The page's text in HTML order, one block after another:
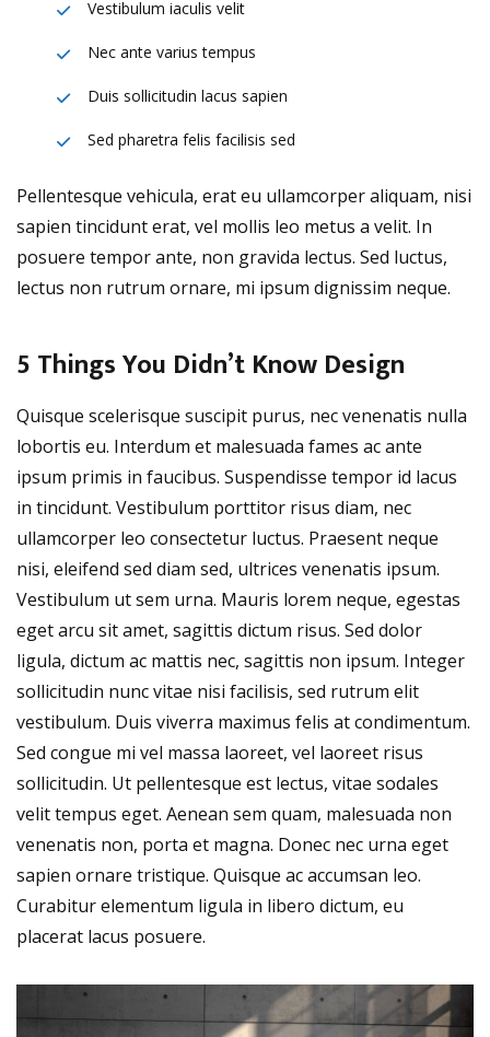
Vestibulum iaculis velit
Nec ante varius tempus
Duis sollicitudin lacus sapien
Sed pharetra felis facilisis sed
Pellentesque vehicula, erat eu ullamcorper aliquam, nisi
sapien tincidunt erat, vel mollis leo metus a velit. In
posuere tempor ante, non gravida lectus. Sed luctus,
lectus non rutrum ornare, mi ipsum dignissim neque.
5 Things You Didn’t Know Design
Quisque scelerisque suscipit purus, nec venenatis nulla
lobortis eu. Interdum et malesuada fames ac ante
ipsum primis in faucibus. Suspendisse tempor id lacus
in tincidunt. Vestibulum porttitor risus diam, nec
ullamcorper leo consectetur luctus. Praesent neque
nisi, eleifend sed diam sed, ultrices venenatis ipsum.
Vestibulum ut sem urna. Mauris lorem neque, egestas
eget arcu sit amet, sagittis dictum risus. Sed dolor
ligula, dictum ac mattis nec, sagittis non ipsum. Integer
sollicitudin nunc vitae nisi facilisis, sed rutrum elit
vestibulum. Duis viverra maximus felis at condimentum.
Sed congue mi vel massa laoreet, vel laoreet risus
sollicitudin. Ut pellentesque est lectus, vitae sodales
velit tempus eget. Aenean sem quam, malesuada non
venenatis non, porta et magna. Donec nec urna eget
sapien ornare tristique. Quisque ac accumsan leo.
Curabitur elementum ligula in libero dictum, eu
placerat lacus posuere.